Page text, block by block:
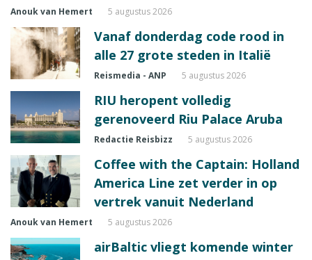
Anouk van Hemert 5 augustus 2026
Vanaf donderdag code rood in
alle 27 grote steden in Italië
Reismedia - ANP 5 augustus 2026
RIU heropent volledig
gerenoveerd Riu Palace Aruba
Redactie Reisbizz 5 augustus 2026
Coffee with the Captain: Holland
America Line zet verder in op
vertrek vanuit Nederland
Anouk van Hemert 5 augustus 2026
airBaltic vliegt komende winter